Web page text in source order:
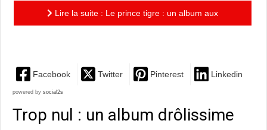
Lire la suite : Le prince tigre : un album aux
Facebook Twitter Pinterest Linkedin
powered by social2s
Trop nul : un album drôlissime